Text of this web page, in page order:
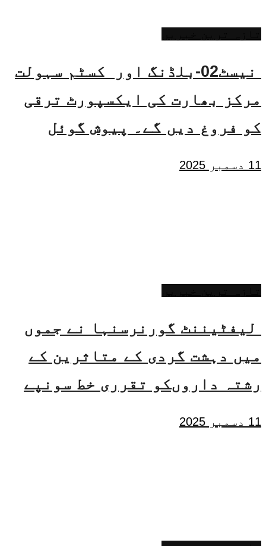
نیسٹ02-بلڈنگ اور کسٹم سہولت
مرکز بھارت کی ایکسپورٹ ترقی
کو فروغ دیں گے۔ پیوش گوئل
11 دسمبر 2025
لیفٹیننٹ گورنرسنہا نے جموں
میں دہشت گردی کے متاثرین کے
رشتہ داروںکو تقرری خط سونپے
11 دسمبر 2025